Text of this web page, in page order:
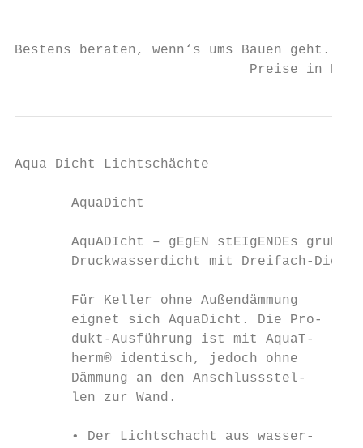
Bestens beraten, wenn‘s ums
Preise in
Aqua Dicht Lichtschächte
       AquaDicht
AquADIcht – gEgEN stEIgENDEs
Druckwasserdicht mit Dreifach-
Für Keller ohne Außendämmung
eignet sich AquaDicht. Die Pro-
dukt-Ausführung ist mit AquaT-
herm® identisch, jedoch ohne
Dämmung an den Anschlussstel-
len zur Wand.
       • Der Lichtschacht aus wasser-